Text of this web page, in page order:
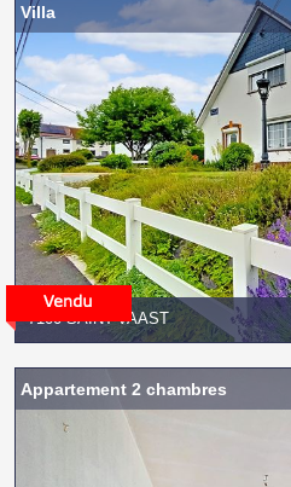
7100 SAINT-VAAST
Villa
Appartement 2 chambres